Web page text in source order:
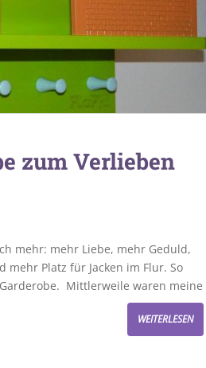
zum Verlieben
mehr: mehr Liebe, mehr Geduld,
Platz für Jacken im Flur. So
Mittlerweile waren meine
WEITERLESEN